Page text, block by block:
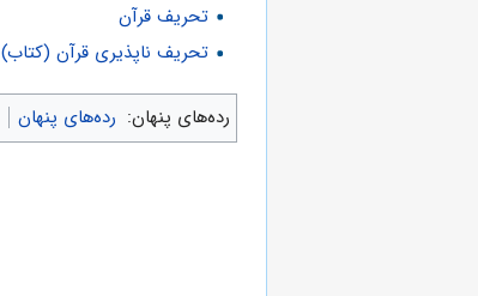
تحریف قرآن
تحریف ناپذیری قرآن (کتاب)
رده‌های پنهان: رده‌های پنهان